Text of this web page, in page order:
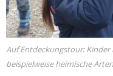
Auf Entdeckungstour:
beispielweise heimische